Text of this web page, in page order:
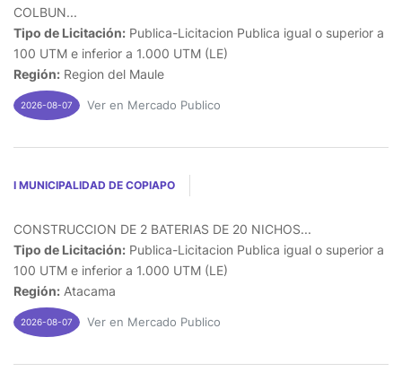
COLBUN...
Tipo de Licitación: Publica-Licitacion Publica igual o superior a
100 UTM e inferior a 1.000 UTM (LE)
Región: Region del Maule
2026-08-07 Ver en Mercado Publico
I MUNICIPALIDAD DE COPIAPO
CONSTRUCCION DE 2 BATERIAS DE 20 NICHOS...
Tipo de Licitación: Publica-Licitacion Publica igual o superior a
100 UTM e inferior a 1.000 UTM (LE)
Región: Atacama
2026-08-07 Ver en Mercado Publico